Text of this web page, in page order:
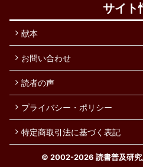
サイト
献本
お問い合わせ
読者の声
プライバシー・ポリシー
特定商取引法に基づく表記
© 2002-2026 読書普及研